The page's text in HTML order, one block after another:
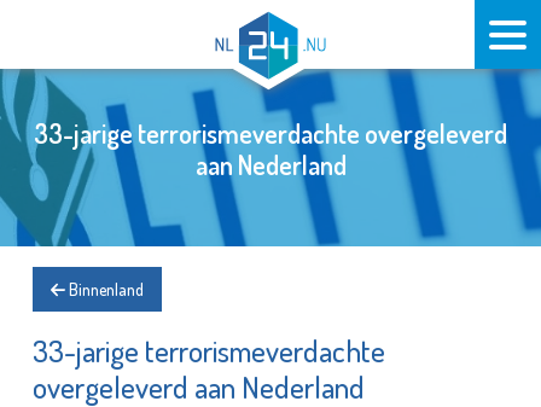
33-jarige terrorismeverdachte overgeleverd
aan Nederland
Binnenland
33-jarige terrorismeverdachte
overgeleverd aan Nederland